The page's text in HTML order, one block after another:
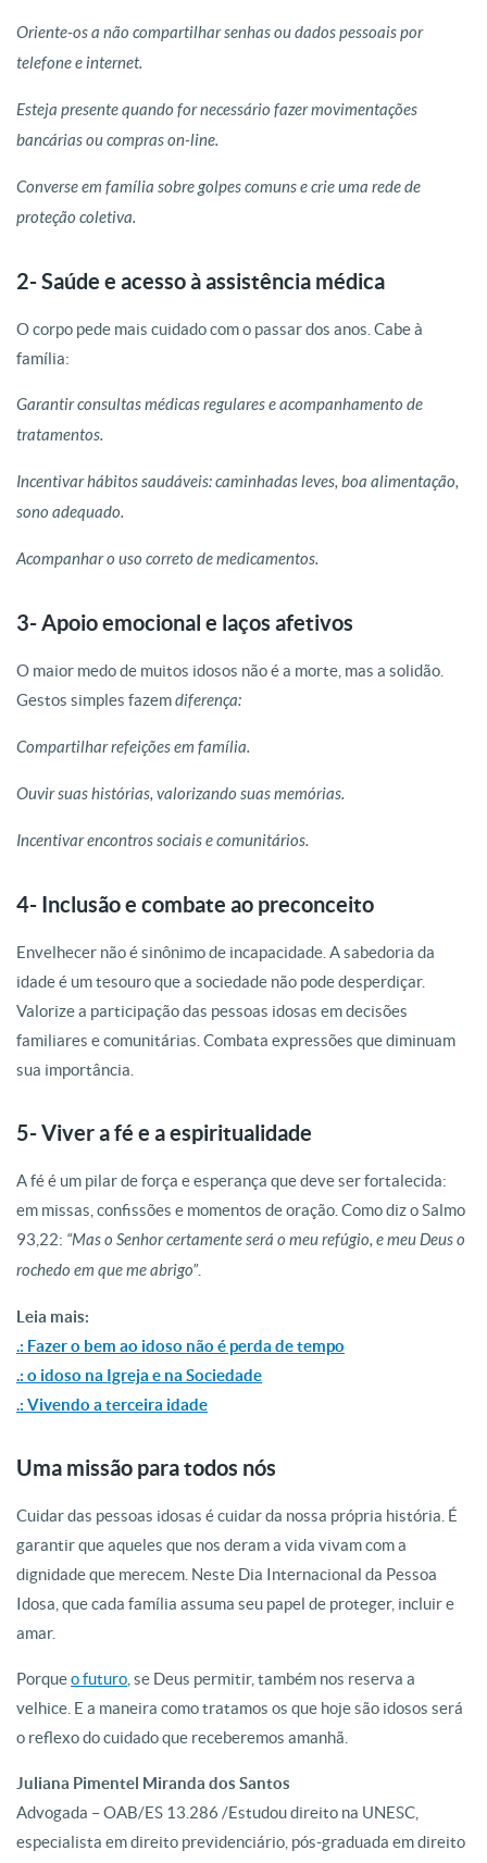
Oriente-os a não compartilhar senhas ou dados pessoais por
telefone e internet.
Esteja presente quando for necessário fazer movimentações
bancárias ou compras on-line.
Converse em família sobre golpes comuns e crie uma rede de
proteção coletiva.
2- Saúde e acesso à assistência médica
O corpo pede mais cuidado com o passar dos anos. Cabe à
família:
Garantir consultas médicas regulares e acompanhamento de
tratamentos.
Incentivar hábitos saudáveis: caminhadas leves, boa alimentação,
sono adequado.
Acompanhar o uso correto de medicamentos.
3- Apoio emocional e laços afetivos
O maior medo de muitos idosos não é a morte, mas a solidão.
Gestos simples fazemdiferença:
Compartilhar refeições em família.
Ouvir suas histórias, valorizando suas memórias.
Incentivar encontros sociais e comunitários.
4- Inclusão e combate ao preconceito
Envelhecer não é sinônimo de incapacidade. A sabedoria da
idade é um tesouro que a sociedade não pode desperdiçar.
Valorize a participação das pessoas idosas em decisões
familiares e comunitárias. Combata expressões que diminuam
sua importância.
5- Viver a fé e a espiritualidade
A fé é um pilar de força e esperança que deve ser fortalecida:
em missas, confissões e momentos de oração. Como diz o Salmo
93,22: “Mas o Senhor certamente será o meu refúgio, e meu Deus o
rochedo em que me abrigo”.
Leia mais:
.: Fazer o bem ao idoso não é perda de tempo
.: o idoso na Igreja e na Sociedade
.: Vivendo a terceira idade
Uma missão para todos nós
Cuidar das pessoas idosas é cuidar da nossa própria história. É
garantir que aqueles que nos deram a vida vivam com a
dignidade que merecem. Neste Dia Internacional da Pessoa
Idosa, que cada família assuma seu papel de proteger, incluir e
amar.
Porqueo futuro, se Deus permitir, também nos reserva a
velhice. E a maneira como tratamos os que hoje são idosos será
o reflexo do cuidado que receberemos amanhã.
Juliana Pimentel Miranda dos Santos
Advogada – OAB/ES 13.286 /Estudou direito na UNESC,
especialista em direito previdenciário, pós-graduada em direito